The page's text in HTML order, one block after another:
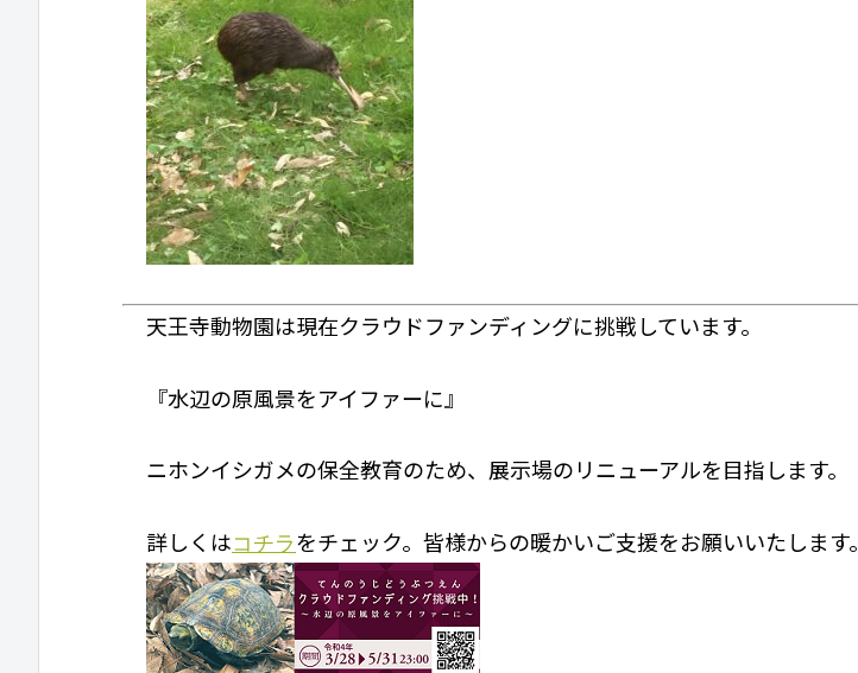
天王寺動物園は現在クラウドファンディングに挑戦しています。
『水辺の原風景をアイファーに』
ニホンイシガメの保全教育のため、展示場のリニューアルを目指します。
詳しくはコチラ をチェック。皆様からの暖かいご支援をお願いいたします。